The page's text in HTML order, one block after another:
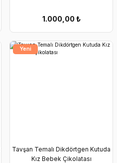
1.000,00₺
Yeni
Tavşan Temalı Dikdörtgen Kutuda
Kız Bebek Çikolatası